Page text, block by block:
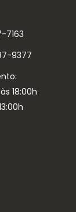
7163
9377
18:00h